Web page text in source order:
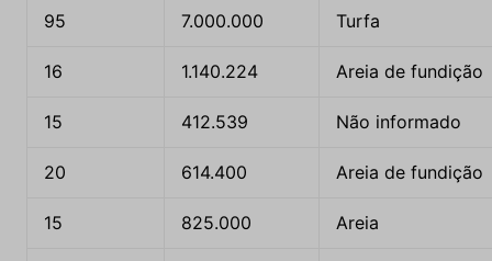
95 7.000.000 Turfa
16 1.140.224 Areia de fundição
15 412.539 Não informado
20 614.400 Areia de fundição
15 825.000 Areia